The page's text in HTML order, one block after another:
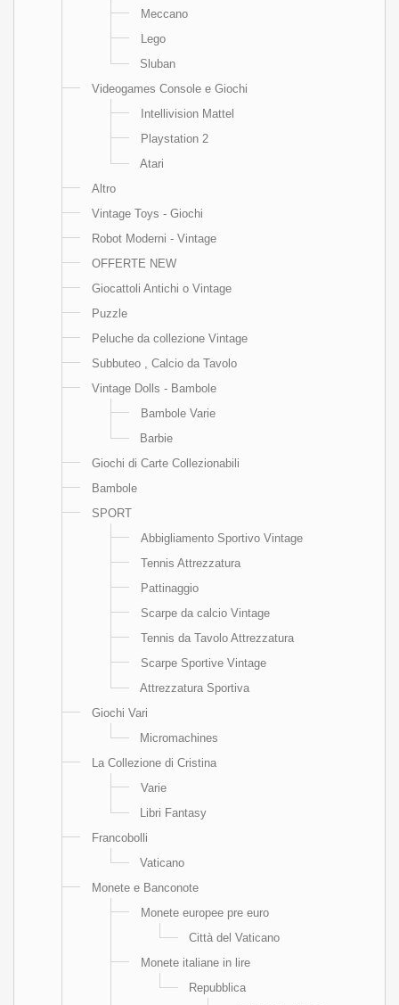
Meccano
Lego
Sluban
Videogames Console e Giochi
Intellivision Mattel
Playstation 2
Atari
Altro
Vintage Toys - Giochi
Robot Moderni - Vintage
OFFERTE NEW
Giocattoli Antichi o Vintage
Puzzle
Peluche da collezione Vintage
Subbuteo , Calcio da Tavolo
Vintage Dolls - Bambole
Bambole Varie
Barbie
Giochi di Carte Collezionabili
Bambole
SPORT
Abbigliamento Sportivo Vintage
Tennis Attrezzatura
Pattinaggio
Scarpe da calcio Vintage
Tennis da Tavolo Attrezzatura
Scarpe Sportive Vintage
Attrezzatura Sportiva
Giochi Vari
Micromachines
La Collezione di Cristina
Varie
Libri Fantasy
Francobolli
Vaticano
Monete e Banconote
Monete europee pre euro
Città del Vaticano
Monete italiane in lire
Repubblica